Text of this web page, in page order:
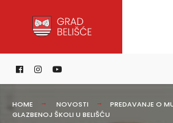
content
HOME NOVOSTI
PREDAVANJE O
GLAZBENOJ ŠKOLI U BELIŠĆU
for: